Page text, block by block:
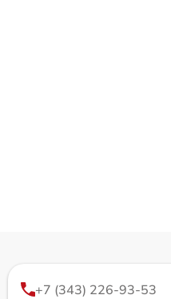
+7 (343) 226-93-53